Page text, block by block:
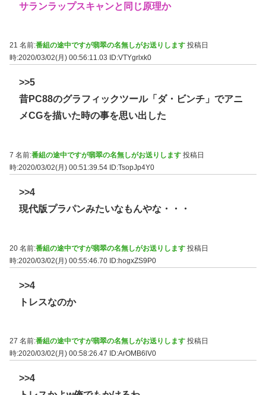
サランラップスキャンと同じ原理か
21 名前:番組の途中ですが翡翠の名無しがお送りします 投稿日
時:2020/03/02(月) 00:56:11.03
ID:VTYgrlxk0
>>5
昔PC88のグラフィックツール「ダ・ビンチ」でアニ
メCGを描いた時の事を思い出した
7 名前:番組の途中ですが翡翠の名無しがお送りします 投稿日
時:2020/03/02(月) 00:51:39.54 ID:TsopJp4Y0
>>4
現代版プラパンみたいなもんやな・・・
20 名前:番組の途中ですが翡翠の名無しがお送りします 投稿日
時:2020/03/02(月) 00:55:46.70 ID:hogxZS9P0
>>4
トレスなのか
27 名前:番組の途中ですが翡翠の名無しがお送りします 投稿日
時:2020/03/02(月) 00:58:26.47
ID:ArOMB6lV0
>>4